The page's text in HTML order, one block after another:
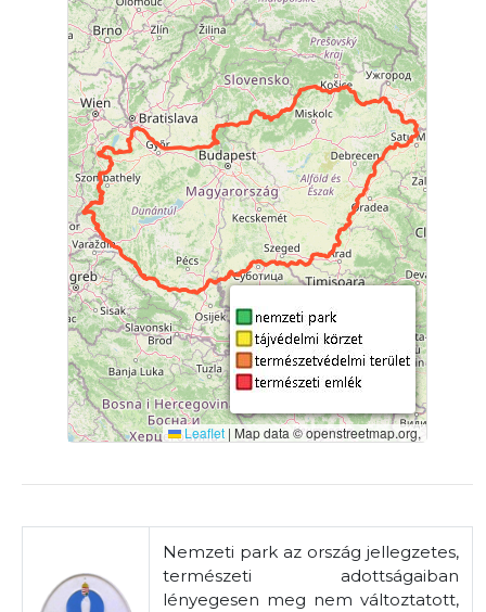
Leaflet | Map data © openstreetmap.org,
Nemzeti park az ország jellegzetes,
természeti adottságaiban
lényegesen meg nem változtatott,